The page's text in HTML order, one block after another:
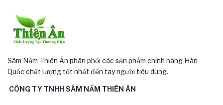
Sâm Nấm Thiên Ân phân phối các sản phẩm chính hãng Hàn
Quốc chất lượng tốt nhất đến tay người tiêu dùng.
CÔNG TY TNHH SÂM NẤM THIÊN ÂN